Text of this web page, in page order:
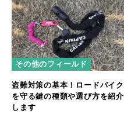
その他のフィールド
盗難対策の基本！ロードバイク
を守る鍵の種類や選び方を紹介
します